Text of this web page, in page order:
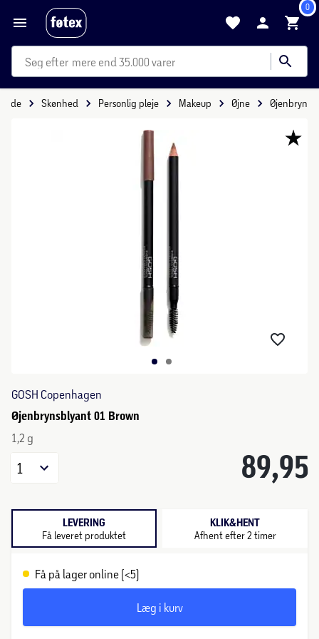
0
mere end 35.000 varer
Skønhed Personlig pleje Makeup Øjne Øjenbryn
GOSH Copenhagen
Øjenbrynsblyant 01 Brown
1,2 g
89,95
1
LEVERING
Få leveret produktet
KLIK&HENT
Afhent efter 2 timer
Få på lager online (<5)
Læg i kurv